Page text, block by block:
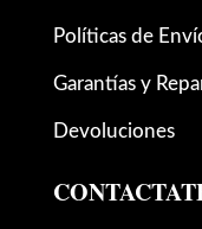
Políticas de
Garantías y
Devoluciones